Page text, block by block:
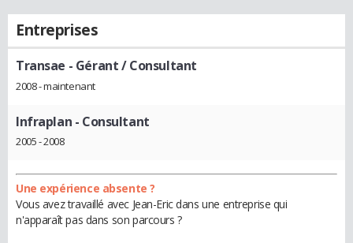
Entreprises
Transae - Gérant / Consultant
2008 - maintenant
Infraplan - Consultant
2005 - 2008
Une expérience absente ?
Vous avez travaillé avec Jean-Eric dans une entreprise qui
n'apparaît pas dans son parcours ?